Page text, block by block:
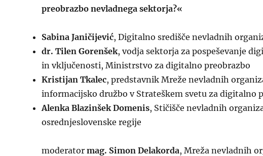
preobrazbo nevladnega sektorja?«
Sabina Janičijević, Digitalno središče nevladnih
dr. Tilen Gorenšek, vodja sektorja za pospeševanje
in vključenosti, Ministrstvo za digitalno preobrazbo
Kristijan Tkalec, predstavnik Mreže nevladnih
informacijsko družbo v Strateškem svetu za digitalno
Alenka Blazinšek Domenis, Stičišče nevladnih
osrednjeslovenske regije
moderator mag. Simon Delakorda, Mreža nevladnih